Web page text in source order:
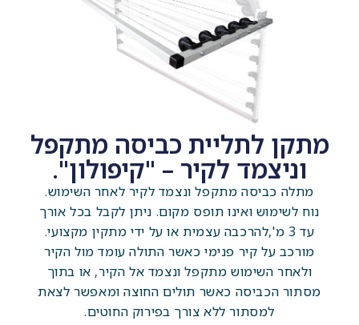
מתקן לתליית כביסה מתקפל
וניצמד לקיר – "קיפולון".
מתלה כביסה מתקפל ונצמד לקיר לאחר השימוש.
נוח לשימוש ואינו תופס מקום. ניתן לקבל בכל אורך
עד 3 מ',להרכבה עצמית או על ידי מתקין מקצועי.
מורכב על קיר פנימי כאשר התולה עומד מול הקיר
ולאחר השימוש מתקפל ונצמד אל הקיר, או בתוך
מסתור הכביסה כאשר תולים החוצה ומאפשר לצאת
למסתור ללא צורך בפירוק החוטים.